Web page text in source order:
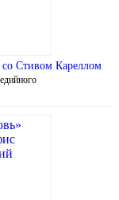
Стивом Кареллом